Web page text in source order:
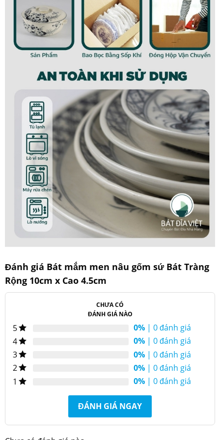
Bát mắm men nâu
Đặc điểm sản phẩm
Bát mắm men nâu Bát Tràng là sự sự lựa chọn tạo nên
sự hoàn hảo cho bữa ăn, ngoài việc tăng giá trị thẩm mỹ
cho bàn ăn, bát mắm góp phần tăng độ ngon miệng cho
thành viên trong gia đình.
Sản phẩm nhỏ gọn, kích thước: rộng 10cm x cao 4.5cm,
không chiếm quá nhiều diện tích, phù hợp mọi bàn ăn.
Việc bày trí sắp xếp sao cho đẹp mắt không còn khiến
các chị em đau đầu, bởi có sự xuất hiện của bát mắm
men nâu, màu sắc trầm tính sang trọng, thiết kế đơn
giản, mang vẻ đẹp cao cấp, sẽ là điểm nhấn đặc biệt trên
bàn ăn, hơn nữa rất phù hợp cho các bữa ăn mời khách.
Đánh giá Bát mắm men nâu gốm sứ Bát Tràng
Rộng 10cm x Cao 4.5cm
CHƯA CÓ
ĐÁNH GIÁ NÀO
5 0% | 0 đánh giá
4
0% | 0 đánh giá
3
0% | 0 đánh giá
2
0% | 0 đánh giá
1
0% | 0 đánh giá
ĐÁNH GIÁ NGAY